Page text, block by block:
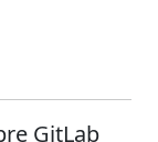
GitLab